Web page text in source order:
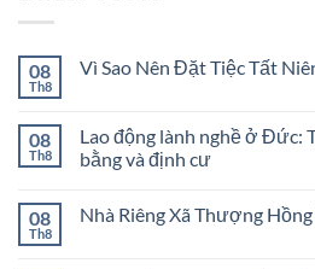
08
Th8
Vì Sao Nên Đặt Tiệc Tất
08
Th8
Lao động lành nghề ở Đức:
bằng và định cư
08
Th8
Nhà Riêng Xã Thượng